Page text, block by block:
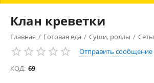
Клан креветки
Главная / Готовая еда / Суши, роллы / Сеты
Отправить сообщение
КОД: 69